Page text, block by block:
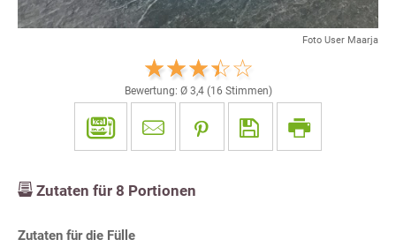
Foto User Maarja
Bewertung: Ø 3,4(16 Stimmen)
Zutaten für 8 Portionen
Zutaten für die Fülle